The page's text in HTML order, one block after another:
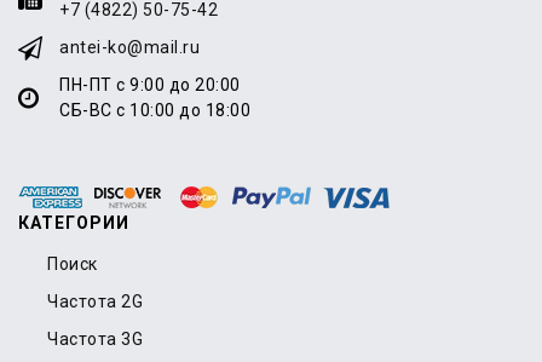
+7 (4822) 50-75-42
antei-ko@mail.ru
ПН-ПТ с 9:00 до 20:00
СБ-ВС с 10:00 до 18:00
КАТЕГОРИИ
Поиск
Частота 2G
Частота 3G